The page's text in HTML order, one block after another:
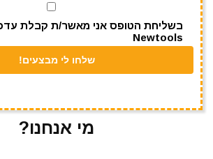
בשליחת הטופס אני מאשר/ת קבלת
Newtools
מי אנחנו?